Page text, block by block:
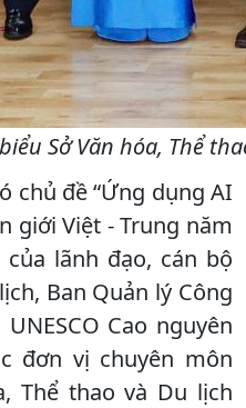
Sở Văn hóa, Thể
chủ đề “Ứng dụng AI
giới Việt - Trung năm
lãnh đạo, cán bộ
Ban Quản lý Công
Cao nguyên
đơn vị chuyên môn
Thể thao và Du lịch